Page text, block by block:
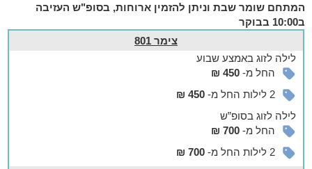
3 דקות הליכה מהחוף
! - הקירבה לטיילת ולחוף מציעה בריזת ים
נעימה ואפשרויות בילוי מגוונות ומהנות כגון מסעדות, פאבים, בתי
ניתן להתארח אצלנו ללינה על בסיס שעתי או ללינת לילה/יממה:
לינת לילה -
לינת יממה - הינה בין השעות: 15:00 בצהריים ועד 12:00 בצהריים
המחירון המלא
המתחם שומר שבת וניתן להזמין ארוחות, בסופ"ש העזיבה
ב10:00 בבוקר
צימר 801
לילהלזוג באמצע שבוע
החל מ-450 ₪
2 לילות החל מ-
450 ₪
לילהלזוג בסופ”ש
החל מ-700 ₪
2 לילות החל מ-
700 ₪